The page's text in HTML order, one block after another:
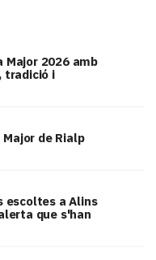
Major 2026 amb
tradició i
de Rialp
escoltes a Alins
que s'han